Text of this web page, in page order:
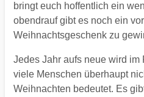
bringt euch hoffentlich ein
obendrauf gibt es noch ein
Weihnachtsgeschenk zu
Jedes Jahr aufs neue wird
viele Menschen überhaupt
Weihnachten bedeutet. Es